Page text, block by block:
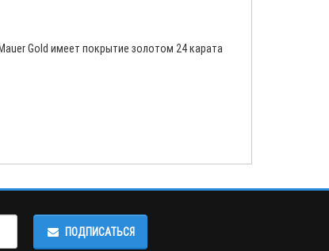
Gold имеет покрытие золотом 24 карата
ПОДПИСАТЬСЯ